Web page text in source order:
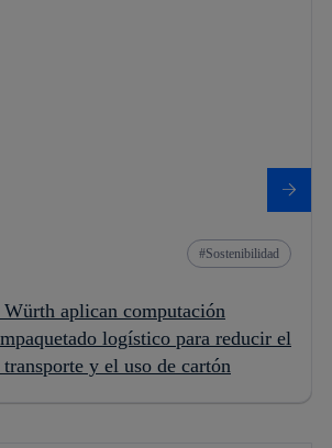
Sostenibilidad
aplican computación
logístico para reducir el
y el uso de cartón